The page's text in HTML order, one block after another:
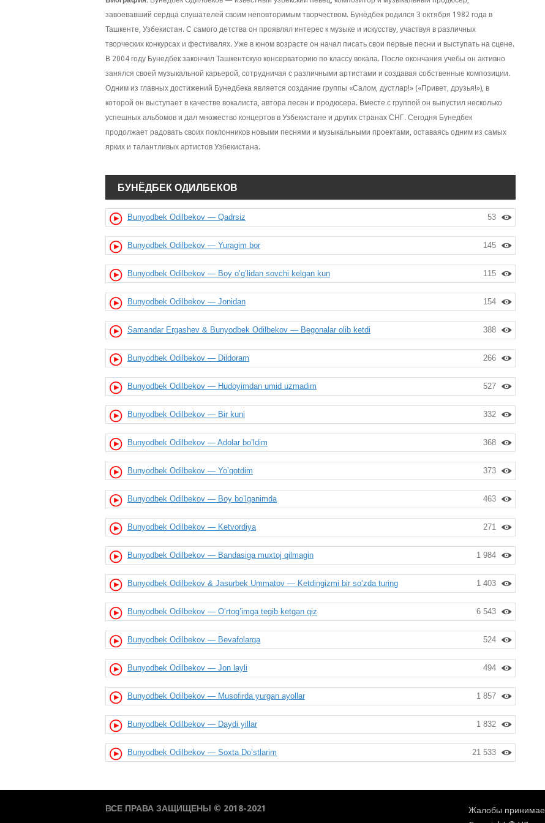
завоевавший сердца слушателей своим неповторимым творчеством. Бунёдбек родился 3 октября 1982 года в
Ташкенте, Узбекистан. С самого детства он проявлял интерес к музыке и искусству, участвуя в различных
творческих конкурсах и фестивалях. Уже в юном возрасте он начал писать свои первые песни и выступать на сцене.
В 2004 году Бунедбек закончил Ташкентскую консерваторию по классу вокала. После окончания учебы он активно
занялся своей музыкальной карьерой, сотрудничая с различными артистами и создавая собственные композиции.
Одним из главных достижений Бунедбека является создание группы «Салом, дустлар!» («Привет, друзья!»), в
которой он выступает в качестве вокалиста, автора песен и продюсера. Вместе с группой он выпустил несколько
успешных альбомов и дал множество концертов в Узбекистане и других странах СНГ. Сегодня Бунедбек
продолжает радовать своих поклонников новыми песнями и музыкальными проектами, оставаясь одним из самых
ярких и талантливых артистов Узбекистана.
БУНЁДБЕК ОДИЛБЕКОВ
53
Bunyodbek Odilbekov — Qadrsiz
145
Bunyodbek Odilbekov — Yuragim bor
115
Bunyodbek Odilbekov — Boy o’g’lidan sovchi kelgan kun
154
Bunyodbek Odilbekov — Jonidan
388
Samandar Ergashev & Bunyodbek Odilbekov — Begonalar olib ketdi
266
Bunyodbek Odilbekov — Dildoram
527
Bunyodbek Odilbekov — Hudoyimdan umid uzmadim
332
Bunyodbek Odilbekov — Bir kuni
368
Bunyodbek Odilbekov — Adolar bo’ldim
373
Bunyodbek Odilbekov — Yo’qotdim
463
Bunyodbek Odilbekov — Boy bo’lganimda
271
Bunyodbek Odilbekov — Ketvordiya
1 984
Bunyodbek Odilbekov — Bandasiga muxtoj qilmagin
1 403
Bunyodbek Odilbekov & Jasurbek Ummatov — Ketdingizmi bir so’zda turing
6 543
Bunyodbek Odilbekov — O’rtog’imga tegib ketgan qiz
524
Bunyodbek Odilbekov — Bevafolarga
494
Bunyodbek Odilbekov — Jon layli
1 857
Bunyodbek Odilbekov — Musofirda yurgan ayollar
1 832
Bunyodbek Odilbekov — Daydi yillar
21 533
Bunyodbek Odilbekov — Soxta Do’stlarim
ВСЕ ПРАВА ЗАЩИЩЕНЫ © 2018-2021
Жалобы